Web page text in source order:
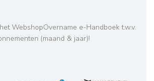
WebshopOvername e-Handboek t.w.v.
(maand & jaar)!